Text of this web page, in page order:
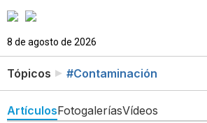
8 de agosto de 2026
Tópicos #Contaminación
ArtículosFotogaleríasVídeos